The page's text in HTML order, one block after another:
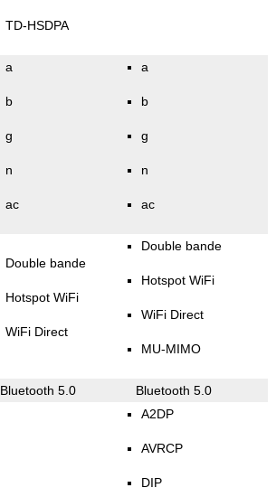
TD-HSDPA
a
b
g
n
ac
a
b
g
n
ac
Double bande
Hotspot WiFi
WiFi Direct
Double bande
Hotspot WiFi
WiFi Direct
MU-MIMO
Bluetooth 5.0 Bluetooth 5.0
A2DP
AVRCP
DIP